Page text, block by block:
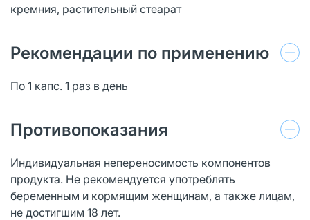
кремния, растительный стеарат
Рекомендации по применению
По 1 капс. 1 раз в день
Противопоказания
Индивидуальная непереносимость компонентов
продукта. Не рекомендуется употреблять
беременным и кормящим женщинам, а также лицам,
не достигшим 18 лет.